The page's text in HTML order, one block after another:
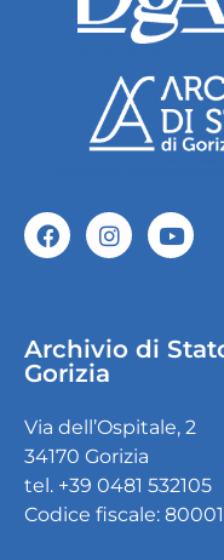
Archivio di
Gorizia
Via dell’Ospitale, 2
34170 Gorizia
tel. +39 0481 532105
Codice fiscale: